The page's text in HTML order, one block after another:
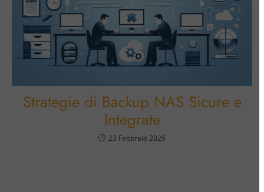
Strategie di Backup NAS Sicure e
Integrate
23 Febbraio 2026